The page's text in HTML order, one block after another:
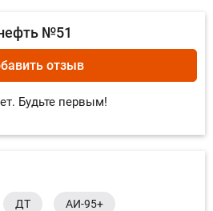
№51
отзыв
Будьте первым!
ДТ AИ-95+